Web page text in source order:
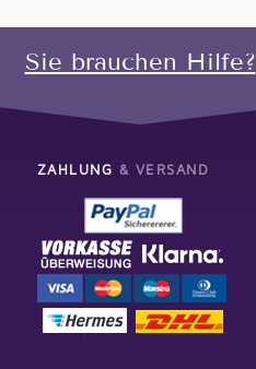
Sie brauchen Hilfe?
ZAHLUNG & VERSAND